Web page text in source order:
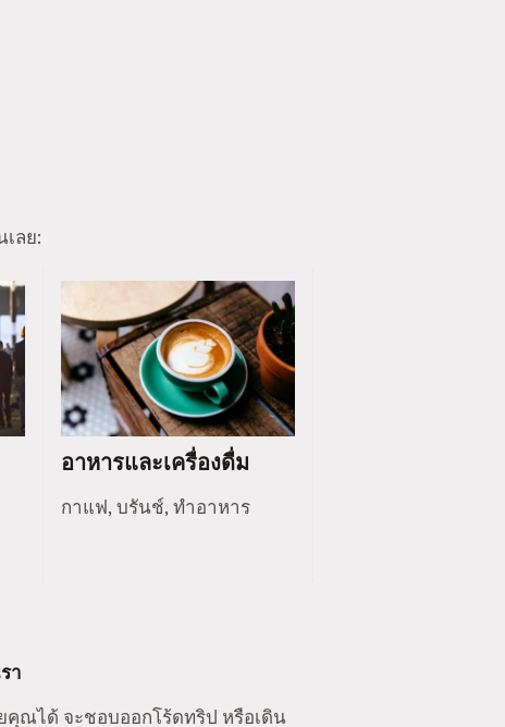
ลย:
อาหารและเครื่องดื่ม
กาแฟ, บรันช์, ทำอาหาร
า
ณได้ จะชอบออกโร้ดทริป หรือเดิน